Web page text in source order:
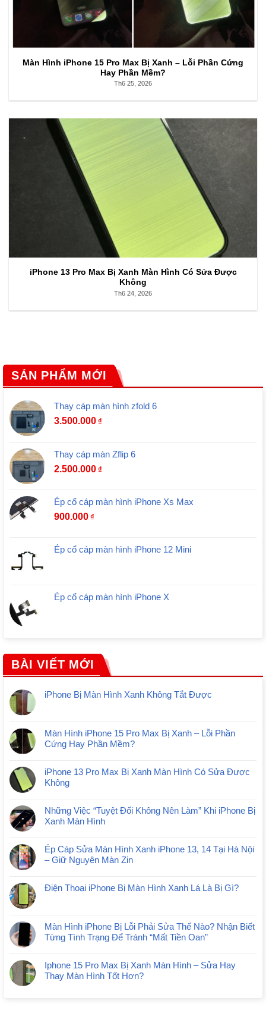
Màn Hình iPhone 15 Pro Max Bị Xanh – Lỗi Phần Cứng
Hay Phần Mềm?
Th6 25, 2026
iPhone 13 Pro Max Bị Xanh Màn Hình Có Sửa Được
Không
Th6 24, 2026
SẢN PHẨM MỚI
Thay cáp màn hình zfold 6
3.500.000 ₫
Thay cáp màn Zflip 6
2.500.000 ₫
Ép cổ cáp màn hình iPhone Xs Max
900.000 ₫
Ép cổ cáp màn hình iPhone 12 Mini
Ép cổ cáp màn hình iPhone X
BÀI VIẾT MỚI
iPhone Bị Màn Hình Xanh Không Tắt Được
Màn Hình iPhone 15 Pro Max Bị Xanh – Lỗi Phần
Cứng Hay Phần Mềm?
iPhone 13 Pro Max Bị Xanh Màn Hình Có Sửa Được
Không
Những Việc “Tuyệt Đối Không Nên Làm” Khi iPhone Bị
Xanh Màn Hình
Ép Cáp Sửa Màn Hình Xanh iPhone 13, 14 Tại Hà Nội
– Giữ Nguyên Màn Zin
Điện Thoại iPhone Bị Màn Hình Xanh Lá Là Bị Gì?
Màn Hình iPhone Bị Lỗi Phải Sửa Thế Nào? Nhận Biết
Từng Tình Trạng Để Tránh “Mất Tiền Oan”
Iphone 15 Pro Max Bị Xanh Màn Hình – Sửa Hay
Thay Màn Hình Tốt Hơn?